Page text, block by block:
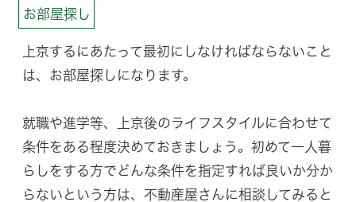
お部屋探し
上京するにあたって最初にしなければならないこと
は、お部屋探しになります。
就職や進学等、上京後のライフスタイルに合わせて
条件をある程度決めておきましょう。初めて一人暮
らしをする方でどんな条件を指定すれば良いか分か
らないという方は、不動産屋さんに相談してみると